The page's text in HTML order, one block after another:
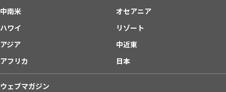
中南米
オセアニア
ハワイ
リゾート
アジア
中近東
アフリカ
日本
ウェブマガジン